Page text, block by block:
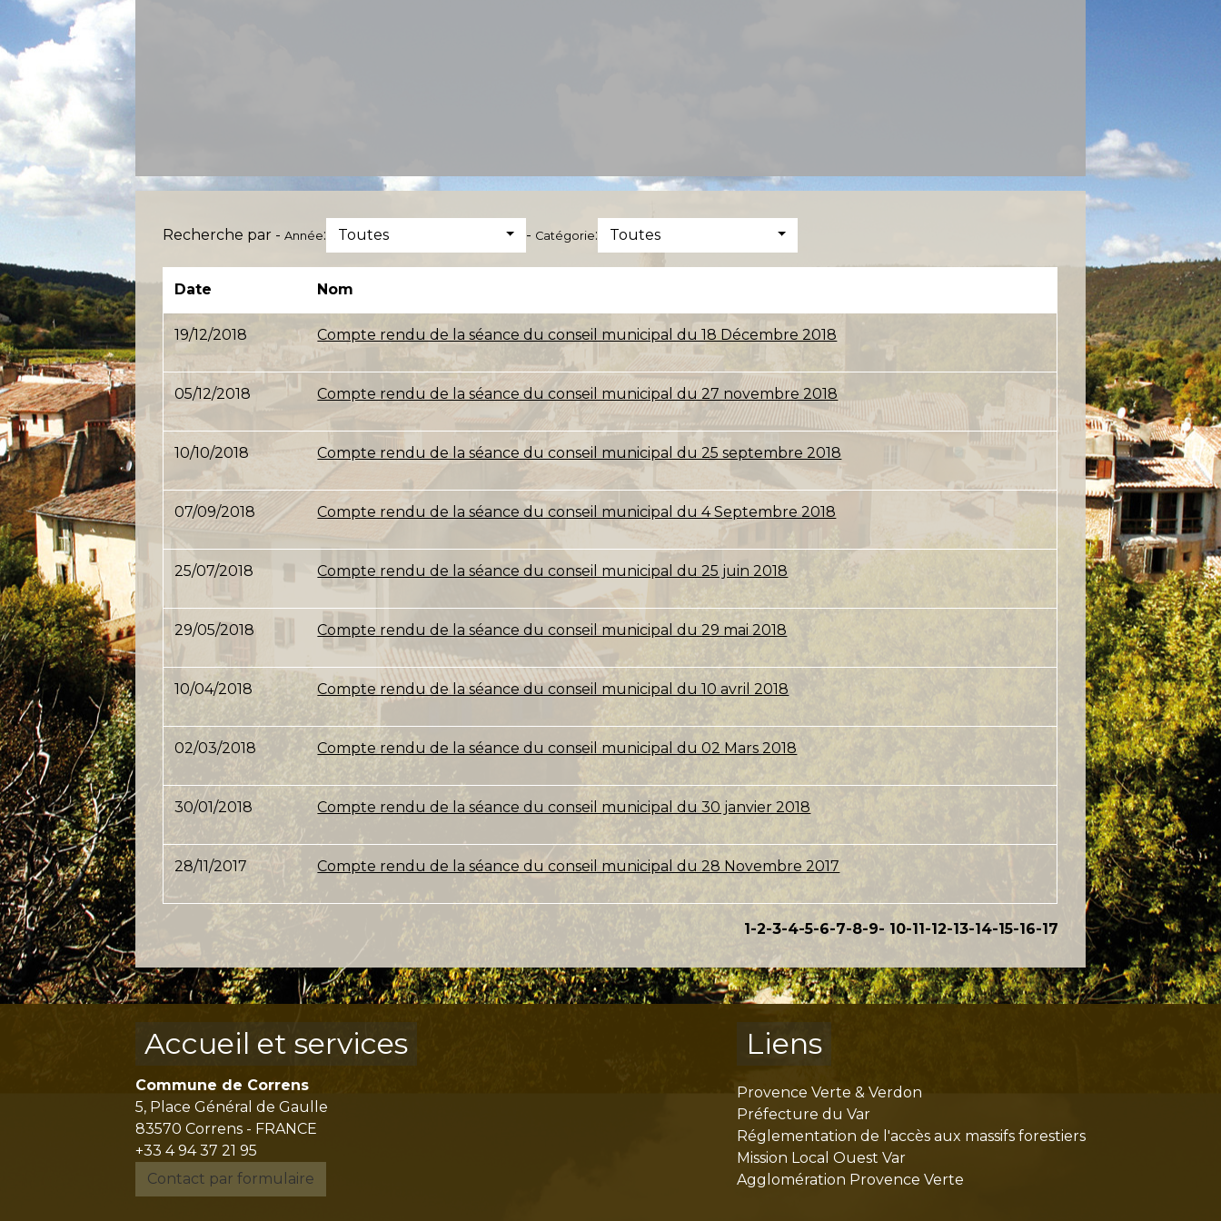
Recherche par -Année: Toutes - Catégorie: Toutes
Date Nom
19/12/2018 Compte rendu de la séance du conseil municipal du 18 Décembre 2018
05/12/2018 Compte rendu de la séance du conseil municipal du 27 novembre 2018
10/10/2018 Compte rendu de la séance du conseil municipal du 25 septembre 2018
07/09/2018 Compte rendu de la séance du conseil municipal du 4 Septembre 2018
25/07/2018 Compte rendu de la séance du conseil municipal du 25 juin 2018
29/05/2018 Compte rendu de la séance du conseil municipal du 29 mai 2018
10/04/2018 Compte rendu de la séance du conseil municipal du 10 avril 2018
02/03/2018 Compte rendu de la séance du conseil municipal du 02 Mars 2018
30/01/2018 Compte rendu de la séance du conseil municipal du 30 janvier 2018
28/11/2017 Compte rendu de la séance du conseil municipal du 28 Novembre 2017
1 -2-3-4-5-6-7-8-9- 10-11 -12-13-14-15-16-17
Accueil et services
Commune de Correns
5, Place Général de Gaulle
83570 Correns - FRANCE
+33 4 94 37 21 95
Contact par formulaire
Liens
Provence Verte & Verdon
Préfecture du Var
Réglementation de l'accès aux massifs forestiers
Mission Local Ouest Var
Agglomération Provence Verte